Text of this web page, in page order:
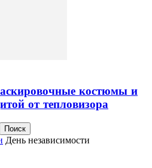
костюмы и
от тепловизора
День независимости